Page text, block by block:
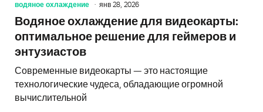
водяное охлаждение янв 28, 2026
Водяное охлаждение для видеокарты:
оптимальное решение для геймеров и
энтузиастов
Современные видеокарты — это настоящие
технологические чудеса, обладающие огромной
вычислительной